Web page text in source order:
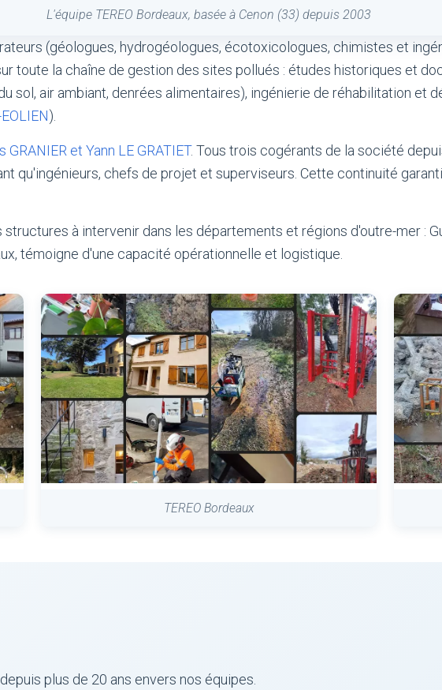
L'équipe TEREO Bordeaux, basée à Cenon (33) depuis 2003
(géologues, hydrogéologues, écotoxicologues, chimistes et
toute la chaîne de gestion des sites pollués : études historiques et
sol, air ambiant, denrées alimentaires), ingénierie de réhabilitation et
).
et Yann LE GRATIET. Tous trois cogérants de la société
qu'ingénieurs, chefs de projet et superviseurs. Cette continuité
à intervenir dans les départements et régions d'outre-mer :
témoigne d'une capacité opérationnelle et logistique.
TEREO Bordeaux
plus de 20 ans envers nos équipes.